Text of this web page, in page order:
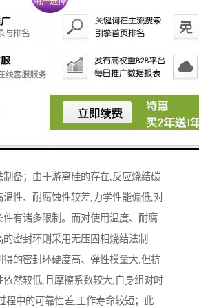
重小、硬度高、比强度高、耐磨、耐
震性能良好等特点,被誉为第四代机
制备；由于游离硅的存在,反应烧结碳
温性、耐腐蚀性较差,力学性能偏低,对
件有诸多限制。而对使用温度、耐腐
密封环则采用无压固相烧结法制
得的密封环硬度高、弹性模量大,但抗
依然较低,且摩擦系数较大,自身组对时
程中的可靠性差,工作寿命较短；此